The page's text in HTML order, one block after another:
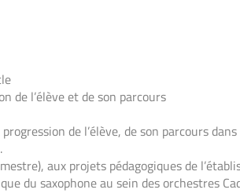
de l’élève et de son parcours
de l’élève, de son parcours
aux projets pédagogiques de
du saxophone au sein des orchestres